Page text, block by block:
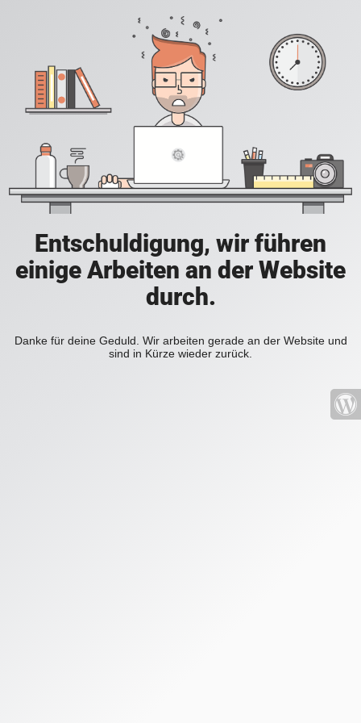
Entschuldigung, wir führen
einige Arbeiten an der Website
durch.
Danke für deine Geduld. Wir arbeiten gerade an der Website und
sind in Kürze wieder zurück.